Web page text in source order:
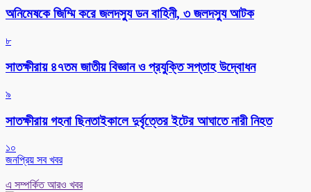
অনিমেষকে জিম্মি করে জলদস্যু ডন বাহিনী, ৩ জলদস্যু আটক
৮
সাতক্ষীরায় ৪৭তম জাতীয় বিজ্ঞান ও প্রযুক্তি সপ্তাহ উদ্বোধন
৯
সাতক্ষীরায় গহনা ছিনতাইকালে দুর্বৃত্তের ইটের আঘাতে নারী নিহত
১০
জনপ্রিয় সব খবর
এ সম্পর্কিত আরও খবর